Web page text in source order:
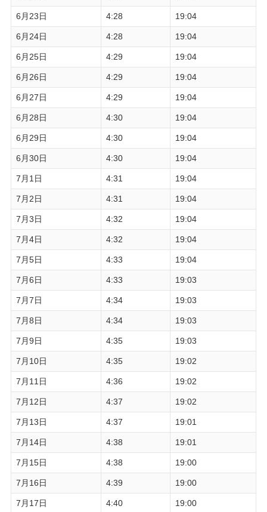
6月23日 4:28 19:04
6月24日 4:28 19:04
6月25日 4:29 19:04
6月26日 4:29 19:04
6月27日 4:29 19:04
6月28日 4:30 19:04
6月29日 4:30 19:04
6月30日 4:30 19:04
7月1日 4:31 19:04
7月2日 4:31 19:04
7月3日 4:32 19:04
7月4日 4:32 19:04
7月5日 4:33 19:04
7月6日 4:33 19:03
7月7日 4:34 19:03
7月8日 4:34 19:03
7月9日 4:35 19:03
7月10日 4:35 19:02
7月11日 4:36 19:02
7月12日 4:37 19:02
7月13日 4:37 19:01
7月14日 4:38 19:01
7月15日 4:38 19:00
7月16日 4:39 19:00
7月17日 4:40 19:00